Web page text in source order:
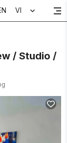
VI
/ Studio /